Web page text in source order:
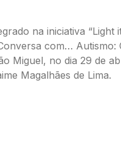
na iniciativa “Light
com… Autismo:
Miguel, no dia 29 de
Magalhães de Lima.